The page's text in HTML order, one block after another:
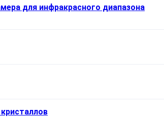
для инфракрасного диапазона